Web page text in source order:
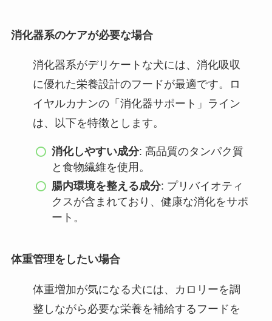
消化器系のケアが必要な場合
消化器系がデリケートな犬には、消化吸収
に優れた栄養設計のフードが最適です。ロ
イヤルカナンの「消化器サポート」ライン
は、以下を特徴とします。
消化しやすい成分: 高品質のタンパク質
と食物繊維を使用。
腸内環境を整える成分: プリバイオティ
クスが含まれており、健康な消化をサポ
ート。
体重管理をしたい場合
体重増加が気になる犬には、カロリーを調
整しながら必要な栄養を補給するフードを